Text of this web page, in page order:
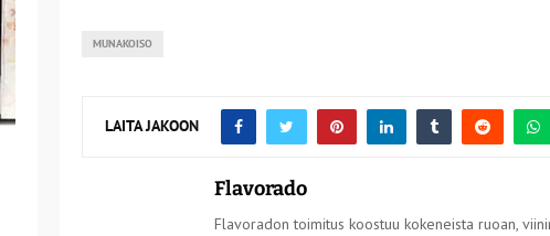
MUNAKOISO
LAITA JAKOON
Flavorado
Flavoradon toimitus koostuu kokeneista ruoan,